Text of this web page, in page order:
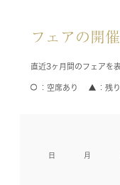
フェアの開
直近3ヶ月間のフェアを
空席あり 残
日 月